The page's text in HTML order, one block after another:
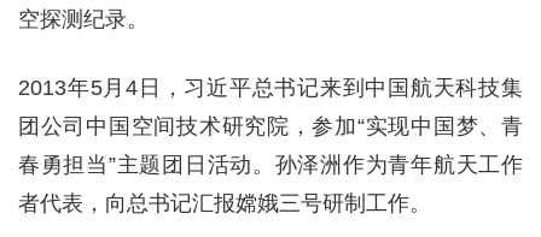
空探测纪录。
2013年5月4日，习近平总书记来到中国航天科技集
团公司中国空间技术研究院，参加“实现中国梦、青
春勇担当”主题团日活动。孙泽洲作为青年航天工作
者代表，向总书记汇报嫦娥三号研制工作。